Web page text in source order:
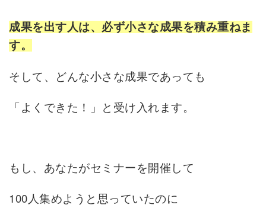
成果を出す人は、必ず小さな成果を積み重ねま
す。
そして、どんな小さな成果であっても
「よくできた！」と受け入れます。
もし、あなたがセミナーを開催して
100人集めようと思っていたのに